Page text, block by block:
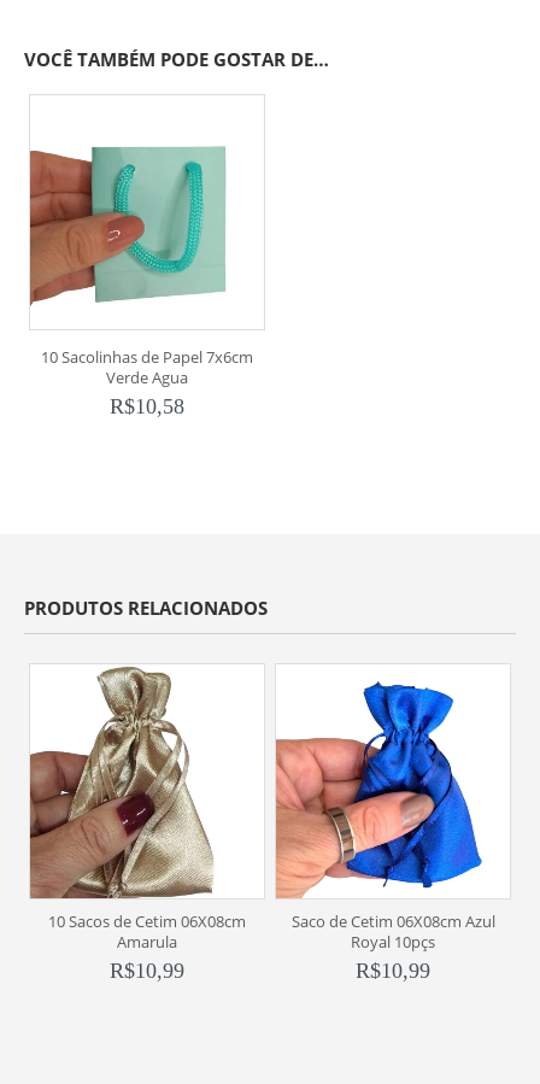
VOCÊ TAMBÉM PODE GOSTAR DE…
10 Sacolinhas de Papel 7x6cm
Verde Agua
R$10,58
PRODUTOS RELACIONADOS
10 Sacos de Cetim 06X08cm
Amarula
R$10,99
Saco de Cetim 06X08cm Azul
Royal 10pçs
R$10,99